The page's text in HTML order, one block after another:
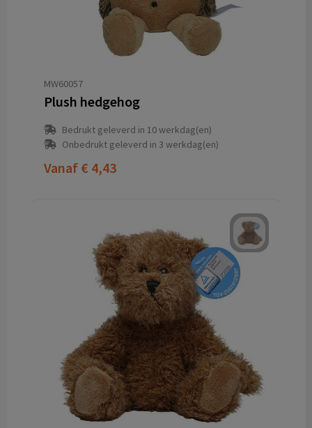
MW60057
Plush hedgehog
Bedrukt geleverd in 10 werkdag(en)
Onbedrukt geleverd in 3 werkdag(en)
Vanaf € 4,43